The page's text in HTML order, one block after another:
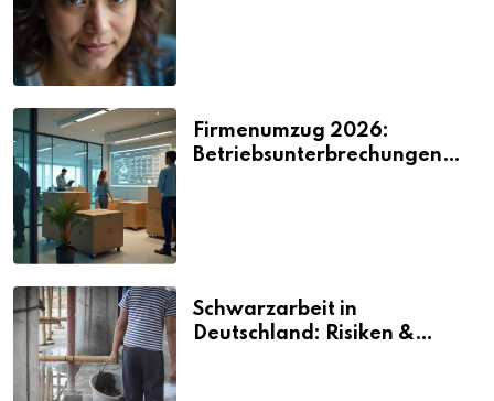
Firmenumzug 2026:
Betriebsunterbrechungen
Schwarzarbeit in
Deutschland: Risiken &